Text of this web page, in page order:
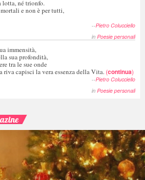
lotta, né trionfo.
e non è per tutti,
--Pietro Colucciello
in Poesie personali
immensità,
sua profondità,
tra le sue onde
riva capisci la vera essenza della Vita. (continua)
--Pietro Colucciello
in Poesie personali